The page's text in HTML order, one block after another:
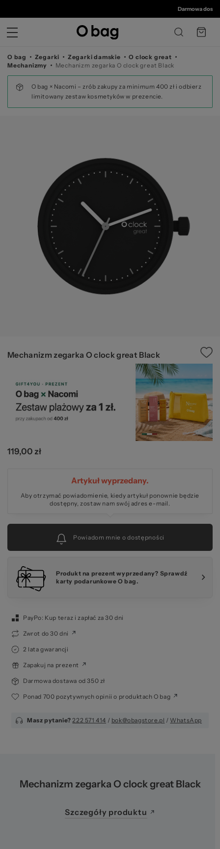
©
O
Darmowa
O bag Zegarki Zegarki damskie
O clock great
Mechanizmy
Mechanizm zegarka O clock great Black
O bag × Nacomi – zrób zakupy za minimum 400 zł i odbierz
limitowany zestaw kosmetyków w prezencie.
Mechanizm zegarka O clock great Black
119,00 zł
Artykuł wyprzedany.
Aby otrzymać powiadomienie, kiedy artykuł ponownie będzie
dostępny, zostaw nam swój adres e-mail.
Powiadom mnie o dostępności
Produkt na prezent wyprzedany? Sprawdź
karty podarunkowe O bag.
PayPo: Kup teraz i zapłać za 30 dni
Zwrot do 30 dni
2 lata gwarancji
Zapakuj na prezent
Darmowa dostawa od 350 zł
Ponad 700 pozytywnych opinii o produktach O bag
Masz pytanie? 222 571 414 / bok@obagstore.pl / WhatsApp
Mechanizm zegarka O clock great Black
Szczegóły produktu